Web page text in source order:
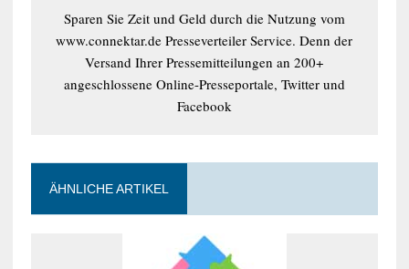
Sparen Sie Zeit und Geld durch die Nutzung vom
www.connektar.de Presseverteiler Service. Denn der
Versand Ihrer Pressemitteilungen an 200+
angeschlossene Online-Presseportale, Twitter und
Facebook
ÄHNLICHE ARTIKEL